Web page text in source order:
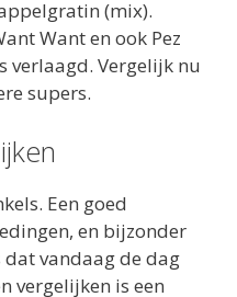
(mix).
Want en ook Pez
verlaagd. Vergelijk nu
supers.
Een goed
en bijzonder
vandaag de dag
vergelijken is een